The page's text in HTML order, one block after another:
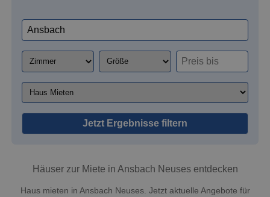
Jetzt Ergebnisse filtern
Häuser zur Miete in Ansbach Neuses entdecken
Haus mieten in Ansbach Neuses. Jetzt aktuelle Angebote für